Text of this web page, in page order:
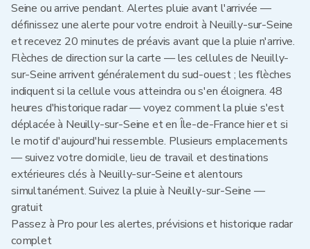
Seine ou arrive pendant. Alertes pluie avant l'arrivée —
définissez une alerte pour votre endroit à Neuilly-sur-Seine
et recevez 20 minutes de préavis avant que la pluie n'arrive.
Flèches de direction sur la carte — les cellules de Neuilly-
sur-Seine arrivent généralement du sud-ouest ; les flèches
indiquent si la cellule vous atteindra ou s'en éloignera. 48
heures d'historique radar — voyez comment la pluie s'est
déplacée à Neuilly-sur-Seine et en Île-de-France hier et si
le motif d'aujourd'hui ressemble. Plusieurs emplacements
— suivez votre domicile, lieu de travail et destinations
extérieures clés à Neuilly-sur-Seine et alentours
simultanément. Suivez la pluie à Neuilly-sur-Seine —
gratuit
Passez à Pro pour les alertes, prévisions et historique radar
complet